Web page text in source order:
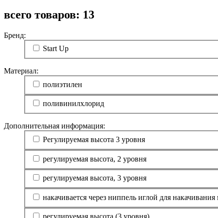
всего товаров: 13
Бренд:
Start Up
Материал:
полиэтилен
поливинилхлорид
Дополнительная информация:
Регулируемая высота 3 уровня
регулируемая высота, 2 уровня
регулируемая высота, 3 уровня
накачивается через ниппель иглой для накачивания